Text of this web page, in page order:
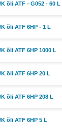
õli ATF - G052 - 60 L
õli ATF 6HP - 1 L
õli ATF 6HP 1000 L
õli ATF 6HP 20 L
õli ATF 6HP 208 L
õli ATF 6HP 5 L